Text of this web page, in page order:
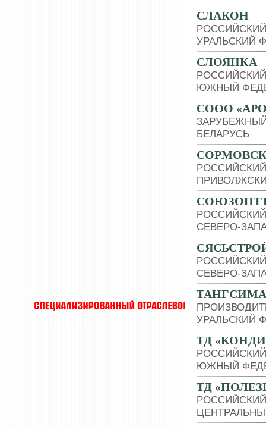
СЛАКОН
УРАЛЬСКИЙ
СЛОЯНКА
ЮЖНЫЙ
СООО
БЕЛАРУСЬ
СЕВЕРО-
СЕВЕРО-
ТАНГСИМА
УРАЛЬСКИЙ
ТД
ЮЖНЫЙ
ТД